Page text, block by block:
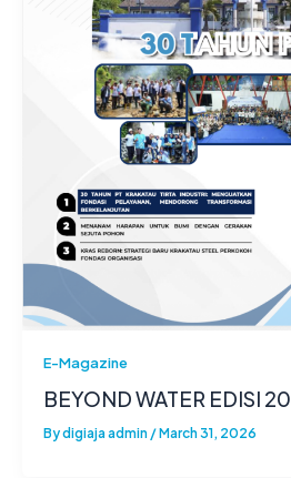
E-Magazine
BEYOND WATER EDISI 20
Bydigiaja admin /March 31, 2026